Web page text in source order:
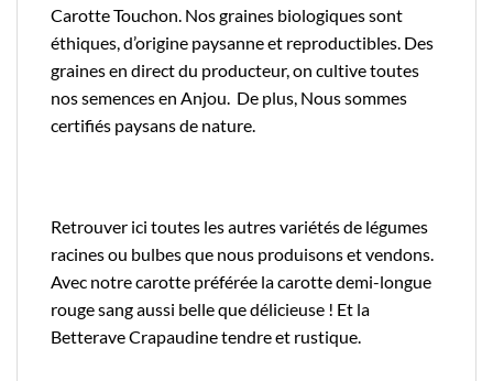
Carotte Touchon. Nos graines biologiques sont
éthiques, d’origine paysanne et reproductibles. Des
graines en direct du producteur, on cultive toutes
nos semences en Anjou. De plus, Nous sommes
certifiés paysans de nature.
Retrouver ici toutes les autres variétés de légumes
racines ou bulbes que nous produisons et vendons.
Avec notre carotte préférée lacarotte demi-longue
rouge sangaussi belle que délicieuse ! Et la
Betterave Crapaudinetendre et rustique.